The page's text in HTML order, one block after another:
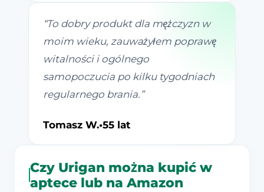
“To dobry produkt dla mężczyzn w
moim wieku, zauważyłem poprawę
witalności i ogólnego
samopoczucia po kilku tygodniach
regularnego brania. ”
Tomasz W.•55 lat
Czy Urigan można kupić w
aptece lub na Amazon